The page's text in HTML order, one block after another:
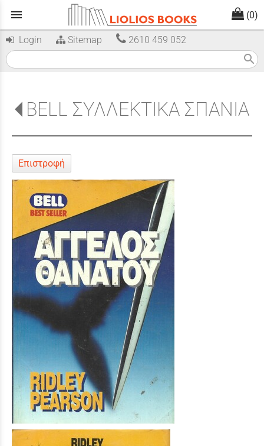
menu (0)
Login Sitemap 2610 459 052
search
BELL ΣΥΛΛΕΚΤΙΚΑ ΣΠΑΝΙΑ
Επιστροφή